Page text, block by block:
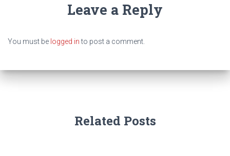
Leave a Reply
You must be logged into post a comment.
Related Posts